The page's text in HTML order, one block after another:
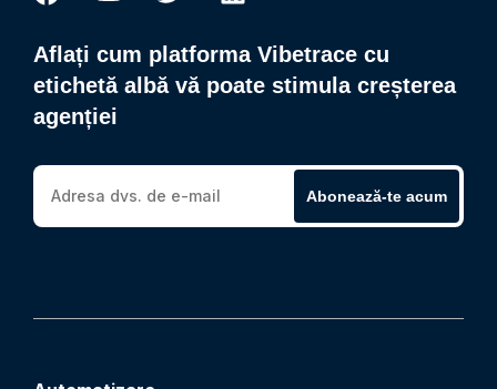
Aflați cum platforma Vibetrace cu
etichetă albă vă poate stimula creșterea
agenției
Abonează-te acum